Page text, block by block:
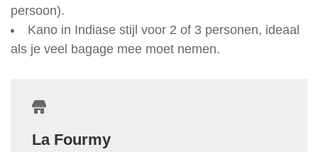
persoon).
Kano in Indiase stijl voor 2 of 3 personen, ideaal
als je veel bagage mee moet nemen.
La Fourmy